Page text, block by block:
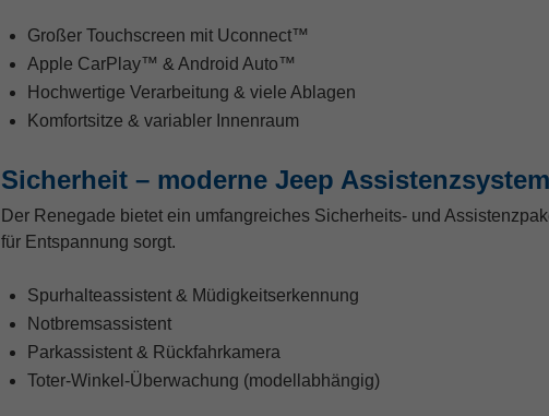
Großer Touchscreen mit Uconnect™
Apple CarPlay™ & Android Auto™
Hochwertige Verarbeitung & viele Ablagen
Komfortsitze & variabler Innenraum
Sicherheit – moderne Jeep
Der Renegade bietet ein umfangreiches Sicherheits- und
für Entspannung sorgt.
Spurhalteassistent & Müdigkeitserkennung
Notbremsassistent
Parkassistent & Rückfahrkamera
Toter-Winkel-Überwachung (modellabhängig)